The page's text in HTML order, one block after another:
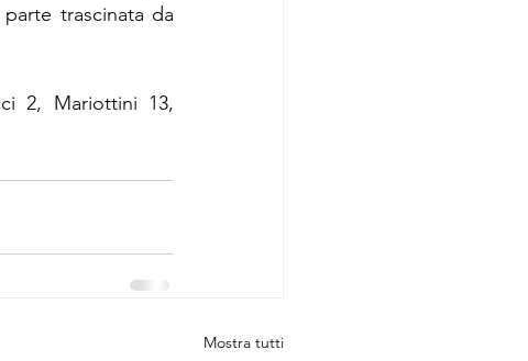
trascinata da
2, Mariottini 13,
Mostra tutti